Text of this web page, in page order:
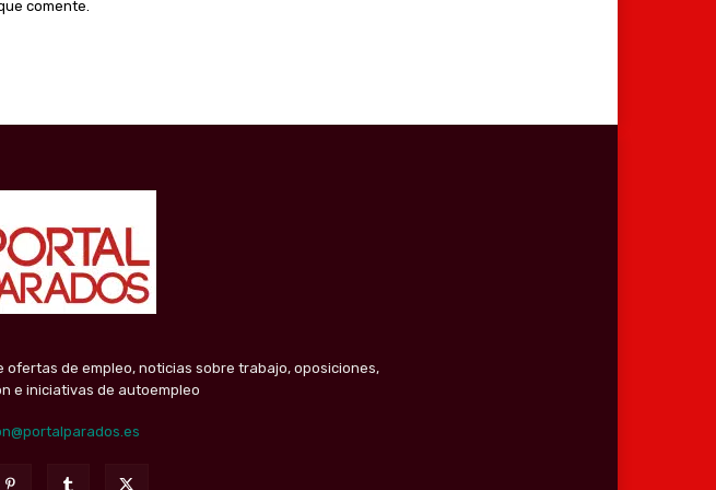
comente.
de empleo, noticias sobre trabajo, oposiciones,
e iniciativas de autoempleo